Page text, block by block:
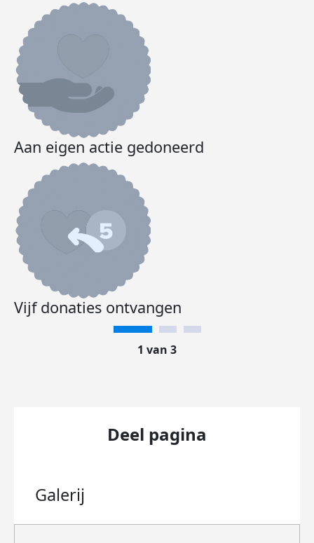
Aan eigen actie gedoneerd
Vijf donaties ontvangen
1 van 3
Deel pagina
Galerij